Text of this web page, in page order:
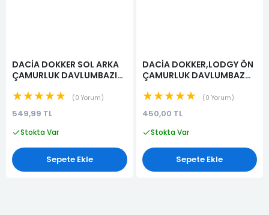
DACİA DOKKER SOL ARKA
ÇAMURLUK DAVLUMBAZI
★★★★★ 0 Yorum
549,99 TL
Stokta Var
Sepete Ekle
DACİA DOKKER,LODGY ÖN
ÇAMURLUK DAVLUMBAZ
★★★★★ 0 Yorum
450,00 TL
Stokta Var
Sepete Ekle